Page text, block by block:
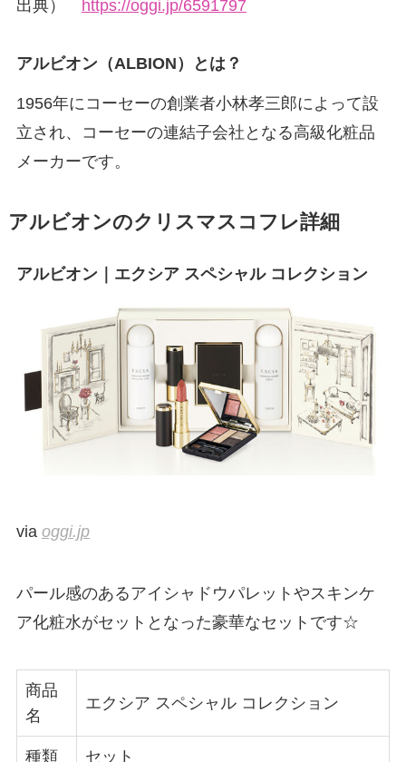
出典） https://oggi.jp/6591797
アルビオン（ALBION）とは？
1956年にコーセーの創業者小林孝三郎によって設
立され、コーセーの連結子会社となる高級化粧品
メーカーです。
アルビオンのクリスマスコフレ詳細
アルビオン｜エクシア スペシャル コレクション
via oggi.jp
パール感のあるアイシャドウパレットやスキンケ
ア化粧水がセットとなった豪華なセットです☆
商品
名
エクシア スペシャル コレクション
種類 セット